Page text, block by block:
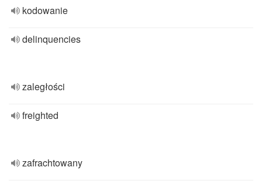
kodowanie
delinquencies
zaległości
freighted
zafrachtowany